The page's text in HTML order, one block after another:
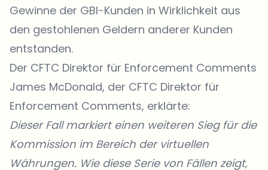
Gewinne der GBI-Kunden in Wirklichkeit aus
den gestohlenen Geldern anderer Kunden
entstanden.
Der CFTC Direktor für Enforcement Comments
James McDonald, der CFTC Direktor für
Enforcement Comments, erklärte:
Dieser Fall markiert einen weiteren Sieg für die
Kommission im Bereich der virtuellen
Währungen. Wie diese Serie von Fällen zeigt,